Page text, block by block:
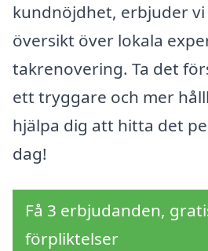
kundnöjdhet, erbjuder vi
översikt över lokala
takrenovering. Ta det
ett tryggare och mer
hjälpa dig att hitta det
dag!
Få 3 erbjudanden,
förpliktelser